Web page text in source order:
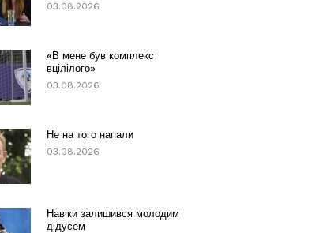
03.08.2026
«В мене був комплекс
вцілілого»
03.08.2026
Не на того напали
03.08.2026
Навіки залишився молодим
дідусем